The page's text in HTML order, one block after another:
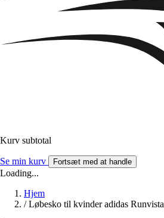
Kurv subtotal
Se min kurv Fortsæt med at handle
Loading...
Hjem
/ Løbesko til kvinder adidas Runvista